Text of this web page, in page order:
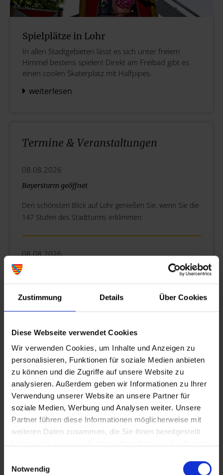
Zustimmung Details Über Cookies
Diese Webseite verwendet Cookies
Wir verwenden Cookies, um Inhalte und Anzeigen zu
personalisieren, Funktionen für soziale Medien anbieten
zu können und die Zugriffe auf unsere Website zu
analysieren. Außerdem geben wir Informationen zu Ihrer
Verwendung unserer Website an unsere Partner für
soziale Medien, Werbung und Analysen weiter. Unsere
Partner führen diese Informationen möglicherweise mit
weiteren Daten zusammen, die Sie ihnen bereitgestellt
Notwendig
Spielplätze in Lohr
In allen Stadtgebieten lässt es sich unter freiem
Himmel bestens spielen! Direkt am Freibad gibt es
einen coolen Skaterplatz mit Halfpipes.
weiterlesen
Termine & Veranstaltungen
08.08.2026
Bayersturm geöffnet
Den schönsten Blick auf Lohr genießen Sie, wenn Sie die
147 Stufen des Stadtturms erklimmen.
08.08.2026
Offene Stadtführung durch die Lohrer Altstadt
Altstadt. Spannende Einblicke in Geschichte und
Sehenswürdigkeiten. Keine Anmeldung erforderlich.
09.08.2026
Bayersturm geöffnet
Den schönsten Blick auf Lohr genießen Sie, wenn Sie die
147 Stufen des Stadtturms erklimmen.
09.08.2026